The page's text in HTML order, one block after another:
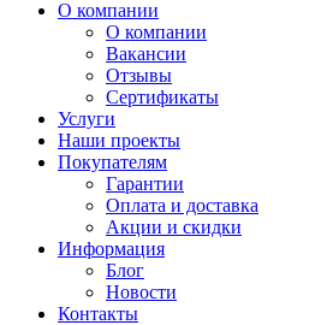
О компании
О компании
Вакансии
Отзывы
Сертификаты
Услуги
Наши проекты
Покупателям
Гарантии
Оплата и доставка
Акции и скидки
Информация
Блог
Новости
Контакты